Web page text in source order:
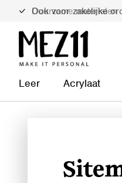
Ook voor zakelijke
Duurzame materialen
Leer Acrylaat